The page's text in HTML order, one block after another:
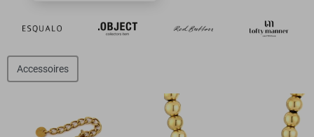
Accessoires